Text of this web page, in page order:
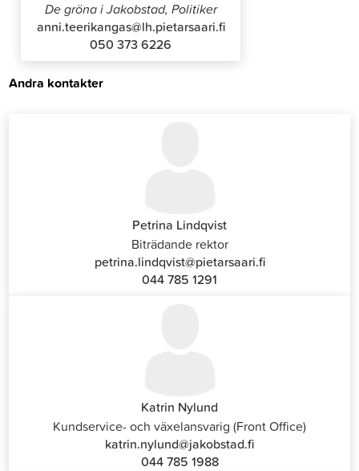
De gröna i Jakobstad, Politiker
anni.teerikangas@lh.pietarsaari.fi
050 373 6226
Andra kontakter
Petrina Lindqvist
Biträdande rektor
petrina.lindqvist@pietarsaari.fi
044 785 1291
Katrin Nylund
Kundservice- och växelansvarig (Front Office)
katrin.nylund@jakobstad.fi
044 785 1988